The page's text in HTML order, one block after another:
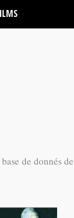
de donnés